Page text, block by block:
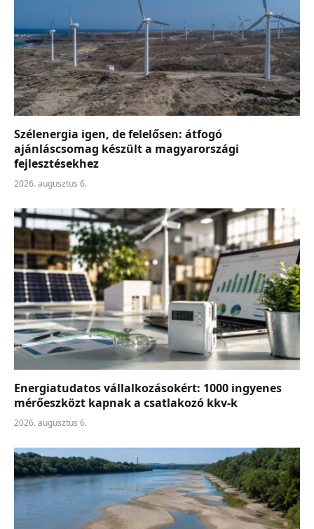
Szélenergia igen, de felelősen: átfogó
ajánláscsomag készült a magyarországi
fejlesztésekhez
2026. augusztus 6.
Energiatudatos vállalkozásokért: 1000 ingyenes
mérőeszközt kapnak a csatlakozó kkv-k
2026. augusztus 6.